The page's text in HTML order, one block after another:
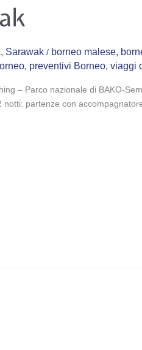
, Sarawak / borneo malese,
, preventivi Borneo, viaggi
– Parco nazionale di BAKO-
notti: partenze con